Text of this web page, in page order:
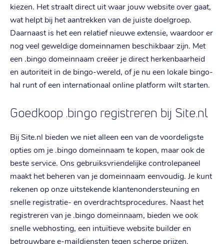
kiezen. Het straalt direct uit waar jouw website over gaat,
wat helpt bij het aantrekken van de juiste doelgroep.
Daarnaast is het een relatief nieuwe extensie, waardoor er
nog veel geweldige domeinnamen beschikbaar zijn. Met
een .bingo domeinnaam creëer je direct herkenbaarheid
en autoriteit in de bingo-wereld, of je nu een lokale bingo-
hal runt of een internationaal online platform wilt starten.
Goedkoop .bingo registreren bij Site.nl
Bij Site.nl bieden we niet alleen een van de voordeligste
opties om je .bingo domeinnaam te kopen, maar ook de
beste service. Ons gebruiksvriendelijke controlepaneel
maakt het beheren van je domeinnaam eenvoudig. Je kunt
rekenen op onze uitstekende klantenondersteuning en
snelle registratie- en overdrachtsprocedures. Naast het
registreren van je .bingo domeinnaam, bieden we ook
snelle webhosting, een intuïtieve website builder en
betrouwbare e-maildiensten tegen scherpe prijzen.